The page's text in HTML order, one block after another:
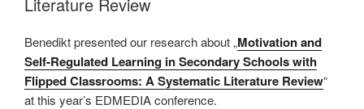
Benedikt presented our research about „Motivation and
Self-Regulated Learning in Secondary Schools with
Flipped Classrooms: A Systematic Literature Review“
at this year’s EDMEDIA conference.